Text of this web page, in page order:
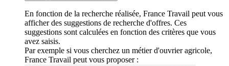
En fonction de la recherche réalisée, France Travail peut vous
afficher des suggestions de recherche d'offres. Ces
suggestions sont calculées en fonction des critères que vous
avez saisis.
Par exemple si vous cherchez un métier d'ouvrier agricole,
France Travail peut vous proposer :